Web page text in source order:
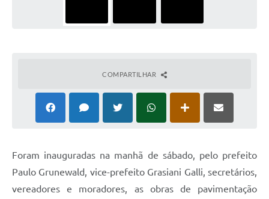
COMPARTILHAR
Foram inauguradas na manhã de sábado, pelo prefeito
Paulo Grunewald, vice-prefeito Grasiani Galli, secretários,
vereadores e moradores, as obras de pavimentação